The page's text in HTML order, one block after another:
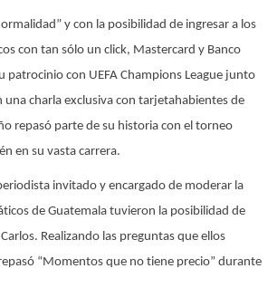
y con la posibilidad de ingresar a los
con tan sólo un click, Mastercard y Banco
patrocinio con UEFA Champions League junto
una charla exclusiva con tarjetahabientes de
repasó parte de su historia con el torneo
en su vasta carrera.
invitado y encargado de moderar la
de Guatemala tuvieron la posibilidad de
Realizando las preguntas que ellos
“Momentos que no tiene precio” durante